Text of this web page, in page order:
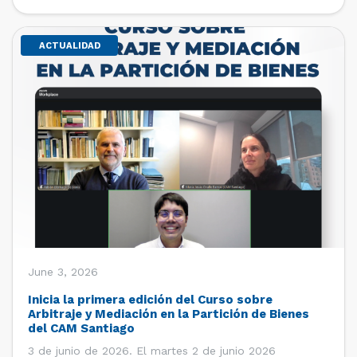
de estudiantes de […]
ACTUALIDAD
June 3, 2026
Inicia la primera edición del Curso sobre
Arbitraje y Mediación en la Partición de Bienes
del CAM Santiago
3 de junio de 2026. El martes 2 de junio 2026